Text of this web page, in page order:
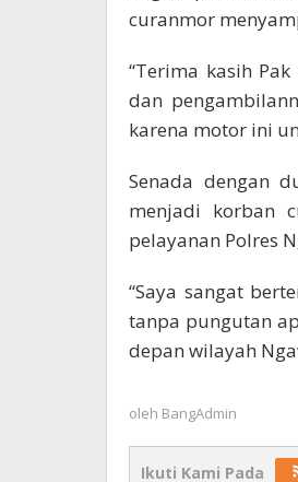
curanmor
“Terima kasih
dan
karena motor ini
Senada dengan
menjadi korban
pelayanan Polres
“Saya sangat
tanpa pungutan
depan wilayah
oleh BangAdmin
Ikuti Kami Pada